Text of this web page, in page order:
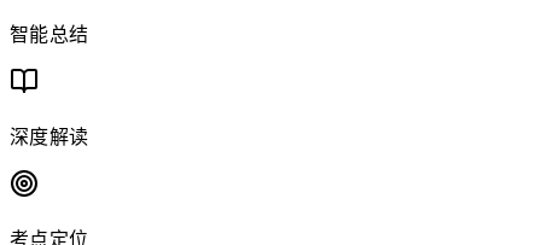
智能总结
深度解读
考点定位